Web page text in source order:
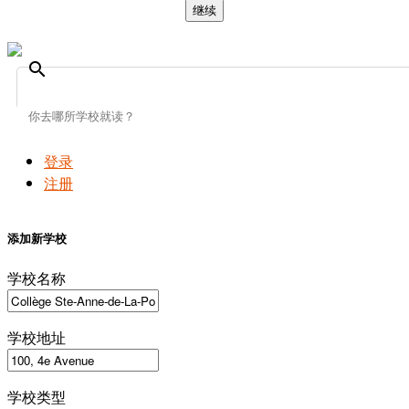
继续
search
登录
注册
添加新学校
学校名称
学校地址
学校类型